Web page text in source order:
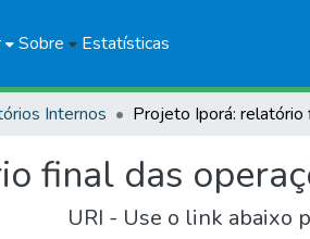
Sobre Estatísticas
Internos
final das
URI - Use o link abaixo